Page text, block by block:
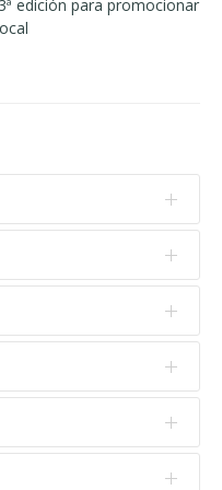
edición para promocionar